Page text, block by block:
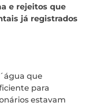
e rejeitos que
já registrados
que
para
estavam